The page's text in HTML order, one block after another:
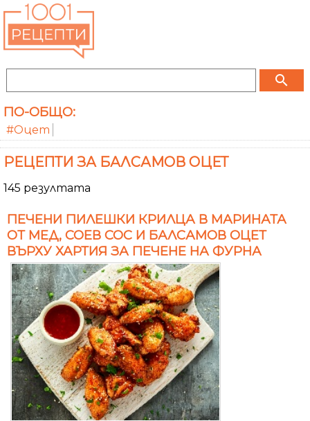
search
ПО-ОБЩО:
#Оцет
РЕЦЕПТИ ЗА БАЛСАМОВ ОЦЕТ
145 резултата
ПЕЧЕНИ ПИЛЕШКИ КРИЛЦА В МАРИНАТА
ОТ МЕД, СОЕВ СОС И БАЛСАМОВ ОЦЕТ
ВЪРХУ ХАРТИЯ ЗА ПЕЧЕНЕ НА ФУРНА